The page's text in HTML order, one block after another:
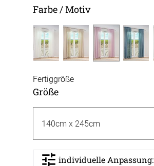
Farbe / Motiv
Fertiggröße
Größe
individuelle Anpassung: